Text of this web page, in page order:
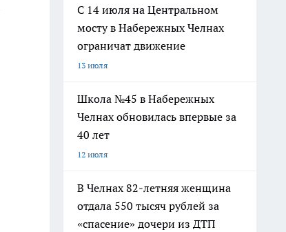
С 14 июля на Центральном
мосту в Набережных Челнах
ограничат движение
13 июля
Школа №45 в Набережных
Челнах обновилась впервые за
40 лет
12 июля
В Челнах 82-летняя женщина
отдала 550 тысяч рублей за
«спасение» дочери из ДТП